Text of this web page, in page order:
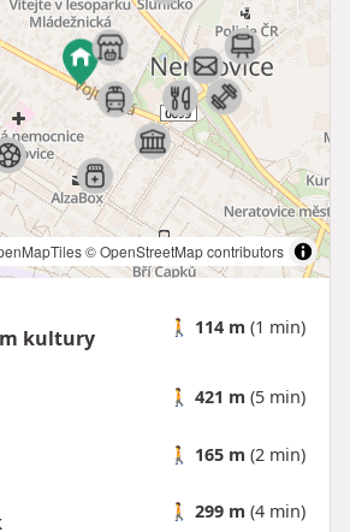
© OpenStreetMap contributors
kultury 🚶 114 m (1 min)
🚶 421 m (5 min)
🚶 165 m (2 min)
🚶 299 m (4 min)